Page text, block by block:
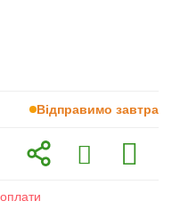
Відправимо завтра